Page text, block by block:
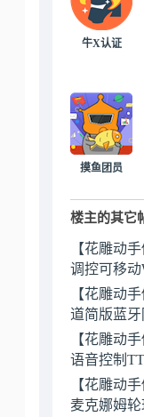
牛X认证
摸鱼团员
楼主的其它
【花雕动
调控可移动
【花雕动
道简版蓝
【花雕动
语音控制
【花雕动
麦克娜姆